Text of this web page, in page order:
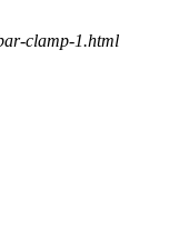
clamp-1.html